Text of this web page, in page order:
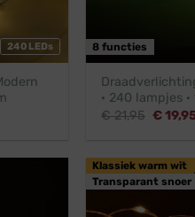
240 LEDs 8 functies
· 240 lampjes ·
€21,95 €
Klassiek warm wit
Transparant snoer